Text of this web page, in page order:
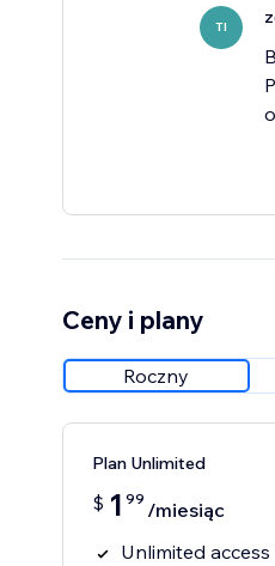
TI
Ceny i plany
Roczny
Plan Unlimited
$ 1 99 /miesiąc
Unlimited